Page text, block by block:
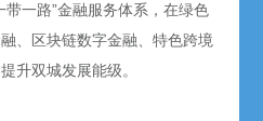
一路”金融服务体系，在绿色
、区块链数字金融、特色跨境
升双城发展能级。